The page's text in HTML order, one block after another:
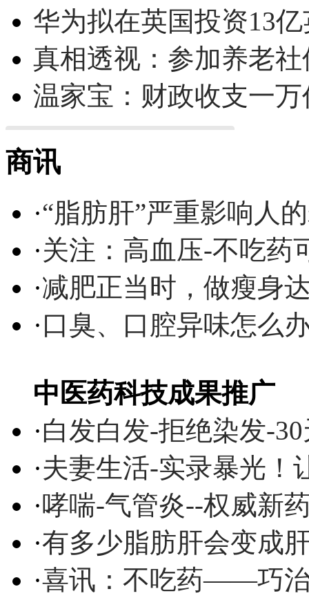
华为拟在英国投资13
真相透视：参加养老
温家宝：财政收支一
商讯
·“脂肪肝”严重影响人
·关注：高血压-不吃药
·减肥正当时，做瘦身
·口臭、口腔异味怎么
中医药科技成果推广
·白发白发-拒绝染发-
·夫妻生活-实录暴光！
·哮喘-气管炎--权威新
·有多少脂肪肝会变成
·喜讯：不吃药——巧